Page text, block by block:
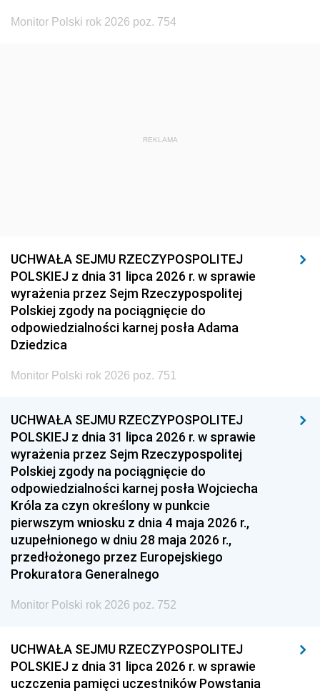
Monitor Polski rok 2026 poz. 754
REKLAMA
UCHWAŁA SEJMU RZECZYPOSPOLITEJ
POLSKIEJ z dnia 31 lipca 2026 r. w sprawie
wyrażenia przez Sejm Rzeczypospolitej
Polskiej zgody na pociągnięcie do
odpowiedzialności karnej posła Adama
Dziedzica
Monitor Polski rok 2026 poz. 751
UCHWAŁA SEJMU RZECZYPOSPOLITEJ
POLSKIEJ z dnia 31 lipca 2026 r. w sprawie
wyrażenia przez Sejm Rzeczypospolitej
Polskiej zgody na pociągnięcie do
odpowiedzialności karnej posła Wojciecha
Króla za czyn określony w punkcie
pierwszym wniosku z dnia 4 maja 2026 r.,
uzupełnionego w dniu 28 maja 2026 r.,
przedłożonego przez Europejskiego
Prokuratora Generalnego
Monitor Polski rok 2026 poz. 752
UCHWAŁA SEJMU RZECZYPOSPOLITEJ
POLSKIEJ z dnia 31 lipca 2026 r. w sprawie
uczczenia pamięci uczestników Powstania